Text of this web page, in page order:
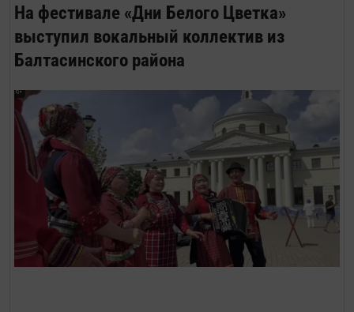
На фестивале «Дни Белого Цветка»
выступил вокальный коллектив из
Балтасинского района